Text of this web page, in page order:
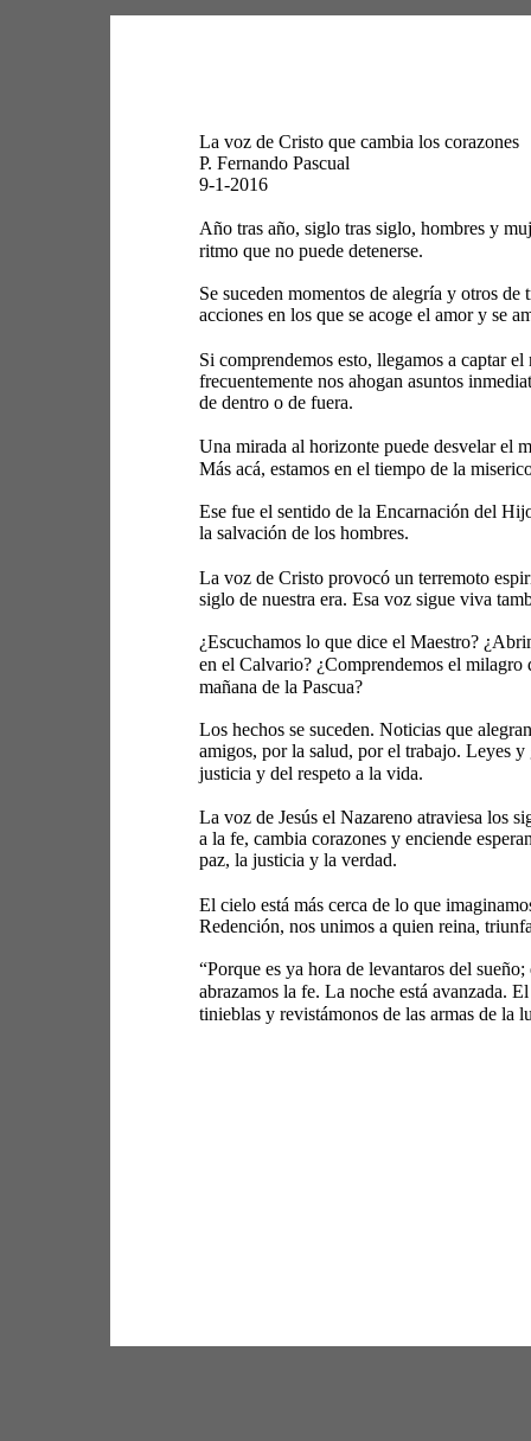
La voz de Cristo que cambia los corazones
P. Fernando Pascual
9-1-2016
Año tras año, siglo tras siglo, hombres y
ritmo que no puede detenerse.
Se suceden momentos de alegría y otros
acciones en los que se acoge el amor y se
Si comprendemos esto, llegamos a captar
frecuentemente nos ahogan asuntos
de dentro o de fuera.
Una mirada al horizonte puede desvelar el
Más acá, estamos en el tiempo de la
Ese fue el sentido de la Encarnación del
la salvación de los hombres.
La voz de Cristo provocó un terremoto
siglo de nuestra era. Esa voz sigue viva
¿Escuchamos lo que dice el Maestro?
en el Calvario? ¿Comprendemos el
mañana de la Pascua?
Los hechos se suceden. Noticias que
amigos, por la salud, por el trabajo. Leyes
justicia y del respeto a la vida.
La voz de Jesús el Nazareno atraviesa los
a la fe, cambia corazones y enciende
paz, la justicia y la verdad.
El cielo está más cerca de lo que
Redención, nos unimos a quien reina,
“Porque es ya hora de levantaros del
abrazamos la fe. La noche está avanzada.
tinieblas y revistámonos de las armas de la